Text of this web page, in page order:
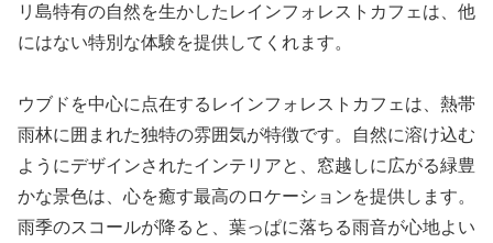
リ島特有の自然を生かしたレインフォレストカフェは、他
にはない特別な体験を提供してくれます。
ウブドを中心に点在するレインフォレストカフェは、熱帯
雨林に囲まれた独特の雰囲気が特徴です。自然に溶け込む
ようにデザインされたインテリアと、窓越しに広がる緑豊
かな景色は、心を癒す最高のロケーションを提供します。
雨季のスコールが降ると、葉っぱに落ちる雨音が心地よい